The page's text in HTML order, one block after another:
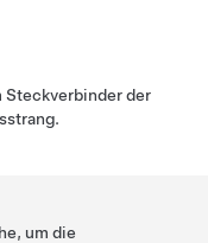
Steckverbinder der
um die